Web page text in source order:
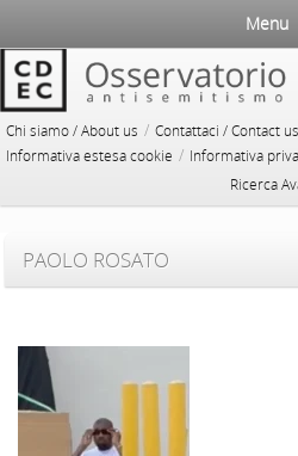
Chi siamo / About us / Contattaci / Contact us
Informativa estesa cookie / Informativa
Ricerca
Menu
PAOLO ROSATO